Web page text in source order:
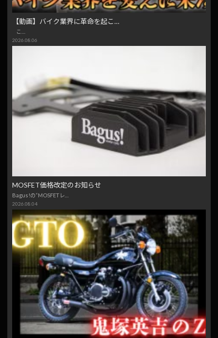
【動画】バイク業界に革命を起こ…
こ…
2026.08.06
MOSFET価格改定のお知らせ
Bagus!の“MOSFETレ…
2026.08.04